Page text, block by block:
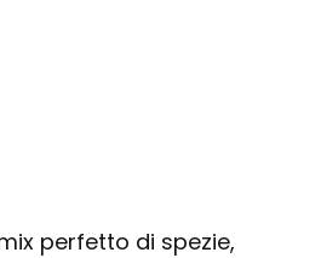
perfetto di spezie,